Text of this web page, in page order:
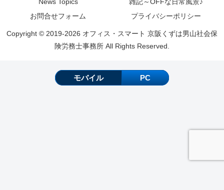
News Topics
雑記～OFFな日常風景♪
お問合せフォーム
プライバシーポリシー
Copyright © 2019-2026 オフィス・スマート 京阪くずは男山社会保
険労務士事務所 All Rights Reserved.
モバイル PC